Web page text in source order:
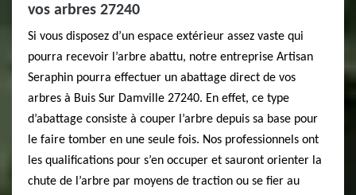
vos arbres 27240
Si vous disposez d’un espace extérieur assez vaste qui
pourra recevoir l’arbre abattu, notre entreprise Artisan
Seraphin pourra effectuer un abattage direct de vos
arbres à Buis Sur Damville 27240. En effet, ce type
d’abattage consiste à couper l’arbre depuis sa base pour
le faire tomber en une seule fois. Nos professionnels ont
les qualifications pour s’en occuper et sauront orienter la
chute de l’arbre par moyens de traction ou se fier au